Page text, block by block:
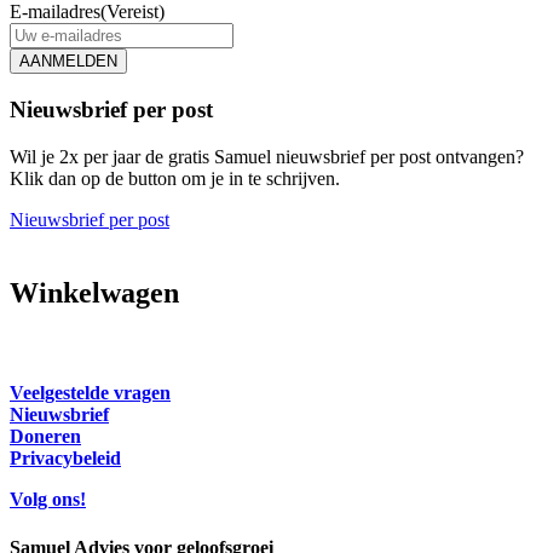
E-mailadres(Vereist)
AANMELDEN
Nieuwsbrief per post
Wil je 2x per jaar de gratis Samuel nieuwsbrief per post ontvangen?
Klik dan op de button om je in te schrijven.
Nieuwsbrief per post
Winkelwagen
Veelgestelde vragen
Nieuwsbrief
Doneren
Privacybeleid
Volg ons!
Samuel Advies voor geloofsgroei